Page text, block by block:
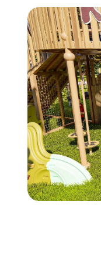
допълнение
Независимо
търговски
училище,
вълнуващ
забавляват.
Нашата
нещо повече
е иновативно
което
fascиниращия
според най-
и